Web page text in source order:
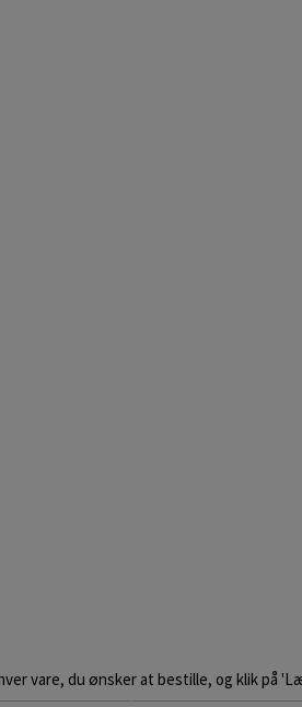
vare, du ønsker at bestille, og klik på